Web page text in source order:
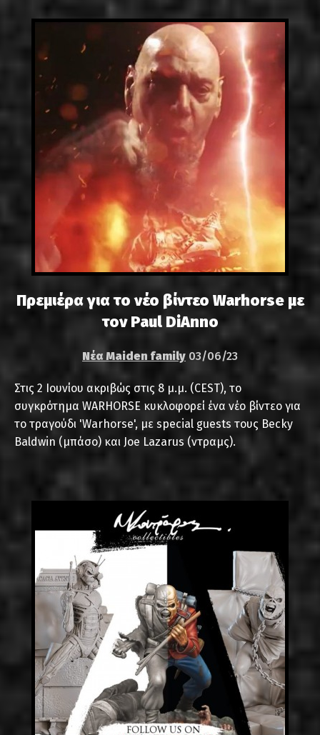
Πρεμιέρα για το νέο βίντεο Warhorse με
τον Paul DiAnno
Νέα Maiden family 03/06/23
Στις 2 Ιουνίου ακριβώς στις 8 μ.μ. (CEST), το
συγκρότημα WARHORSE κυκλοφορεί ένα νέο βίντεο για
το τραγούδι 'Warhorse', με special guests τους Becky
Baldwin (μπάσο) και Joe Lazarus (ντραμς).